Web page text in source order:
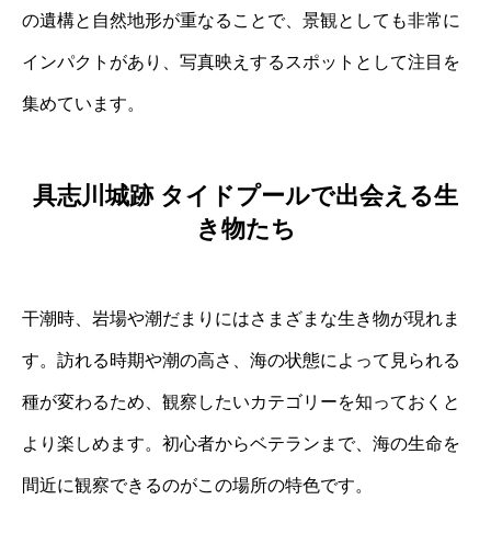
の遺構と自然地形が重なることで、景観としても非常に
インパクトがあり、写真映えするスポットとして注目を
集めています。
具志川城跡 タイドプールで出会える生
き物たち
干潮時、岩場や潮だまりにはさまざまな生き物が現れま
す。訪れる時期や潮の高さ、海の状態によって見られる
種が変わるため、観察したいカテゴリーを知っておくと
より楽しめます。初心者からベテランまで、海の生命を
間近に観察できるのがこの場所の特色です。